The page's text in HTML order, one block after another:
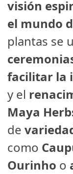
visión
el mundo
plantas se
facilitar la
y el
Maya
de
como
Ourinho o